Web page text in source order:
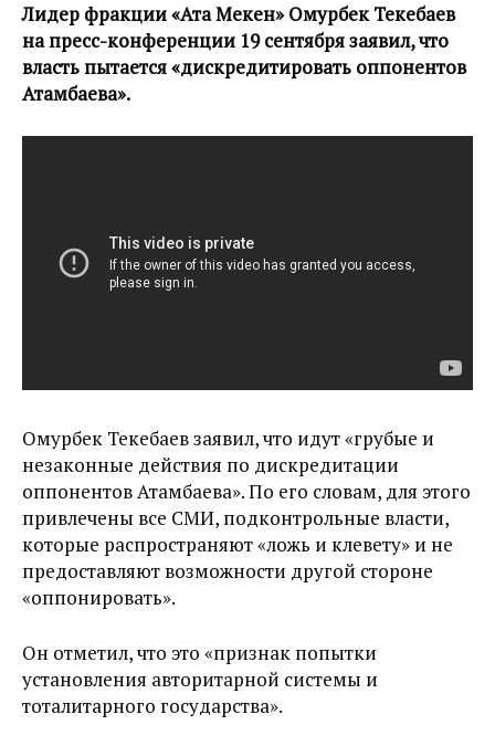
Лидер фракции «Ата Мекен» Омурбек Текебаев
на пресс-конференции 19 сентября заявил, что
власть пытается «дискредитировать оппонентов
Атамбаева».
Омурбек Текебаев заявил, что идут «грубые и
незаконные действия по дискредитации
оппонентов Атамбаева». По его словам, для этого
привлечены все СМИ, подконтрольные власти,
которые распространяют «ложь и клевету» и не
предоставляют возможности другой стороне
«оппонировать».
Он отметил, что это «признак попытки
установления авторитарной системы и
тоталитарного государства».